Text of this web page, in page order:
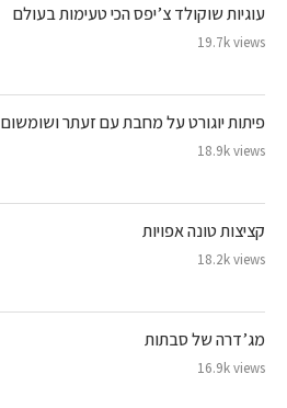
עוגיות שוקולד צ’יפס הכי טעימות בעולם
19.7k views
פיתות יוגורט על מחבת עם זעתר ושומשום
18.9k views
קציצות טונה אפויות
18.2k views
מג’דרה של סבתות
16.9k views